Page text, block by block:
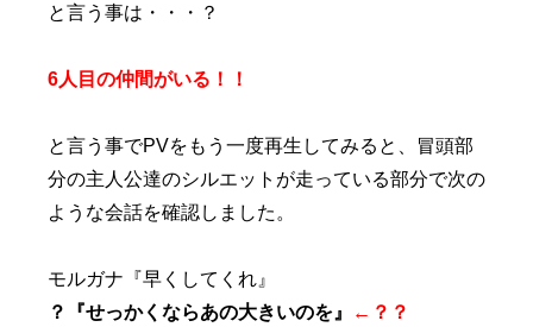
と言う事は・・・？
6人目の仲間がいる！！
と言う事でPVをもう一度再生してみると、冒頭部
分の主人公達のシルエットが走っている部分で次の
ような会話を確認しました。
モルガナ『早くしてくれ』
？『せっかくならあの大きいのを』
←？？